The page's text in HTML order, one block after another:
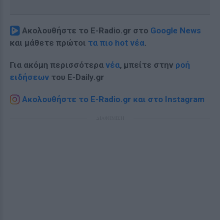
Ακολουθήστε το E-Radio.gr στο Google News
και μάθετε πρώτοι τα πιο hot νέα.
Για ακόμη περισσότερα νέα, μπείτε στην ροή
ειδήσεων του E-Daily.gr
Ακολουθήστε το E-Radio.gr και στο Instagram